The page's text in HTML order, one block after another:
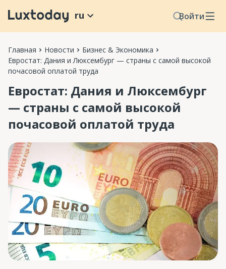
Войти
ru
Главная Новости
Бизнес & Экономика
Евростат: Дания и Люксембург — страны с самой высокой
почасовой оплатой труда
Евростат: Дания и Люксембург
— страны с самой высокой
почасовой оплатой труда